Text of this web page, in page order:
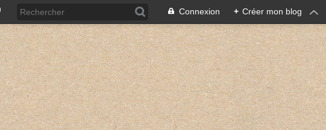
Connexion + Créer mon blog